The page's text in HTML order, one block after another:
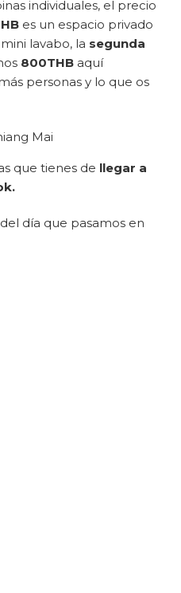
individuales, el precio
es un espacio privado
lavabo, la segunda
800THB aquí
personas y lo que os
que tienes de llegar a
día que pasamos en